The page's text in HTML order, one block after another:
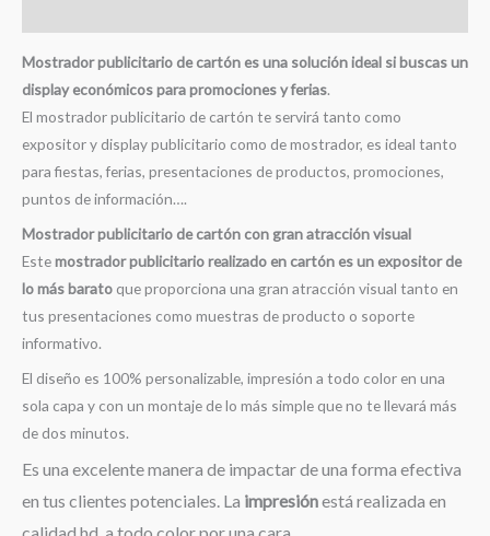
Mostrador publicitario de cartón es una solución ideal si buscas un
display económicos para promociones y ferias.
El mostrador publicitario de cartón te servirá tanto como
expositor y display publicitario como de mostrador, es ideal tanto
para fiestas, ferias, presentaciones de productos, promociones,
puntos de información….
Mostrador publicitario de cartón con gran atracción visual
Estemostrador publicitario realizado en cartón es un expositor de
lo más barato que proporciona una gran atracción visual tanto en
tus presentaciones como muestras de producto o soporte
informativo.
El diseño es 100% personalizable, impresión a todo color en una
sola capa y con un montaje de lo más simple que no te llevará más
de dos minutos.
Es una excelente manera de impactar de una forma efectiva
en tus clientes potenciales. La impresiónestá realizada en